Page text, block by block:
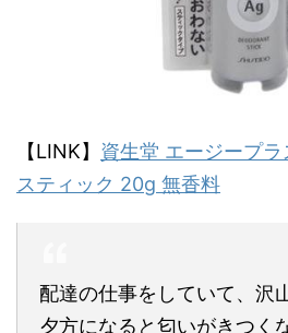
【LINK】 資生堂 エージープ
スティック 20g 無香料
配達の仕事をしていて、沢
夕方になると匂いがきつく